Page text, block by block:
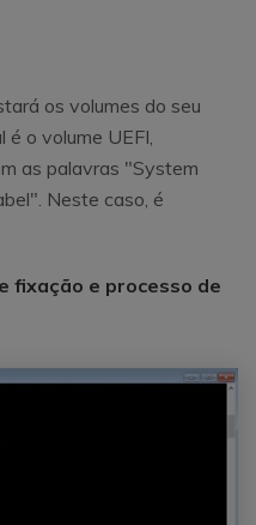
os volumes do seu
o volume UEFI,
as palavras "System
Neste caso, é
fixação e processo de